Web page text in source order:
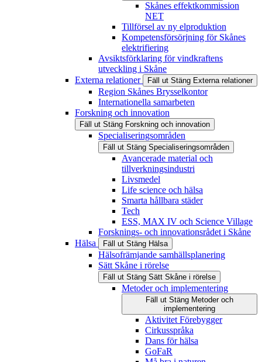
Skånes effektkommission
NET
Tillförsel av ny elproduktion
Kompetensförsörjning för Skånes
elektrifiering
Avsiktsförklaring för vindkraftens
utveckling i Skåne
Externa relationer
Fäll ut Stäng Externa relationer
Region Skånes Brysselkontor
Internationella samarbeten
Forskning och innovation
Fäll ut Stäng Forskning och innovation
Specialiseringsområden
Fäll ut Stäng Specialiseringsområden
Avancerade material och
tillverkningsindustri
Livsmedel
Life science och hälsa
Smarta hållbara städer
Tech
ESS, MAX IV och Science Village
Forsknings- och innovationsrådet i Skåne
Hälsa
Fäll ut Stäng Hälsa
Hälsofrämjande samhällsplanering
Sätt Skåne i rörelse
Fäll ut Stäng Sätt Skåne i rörelse
Metoder och implementering
Fäll ut Stäng Metoder och
implementering
Aktivitet Förebygger
Cirkusspråka
Dans för hälsa
GoFaR